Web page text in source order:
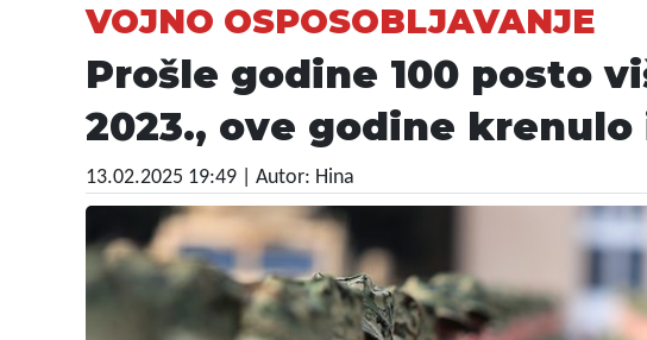
VOJNO OSPOSOBLJAVANJE
Prošle godine 100 posto
2023., ove godine krenulo
13.02.2025 19:49 | Autor: Hina